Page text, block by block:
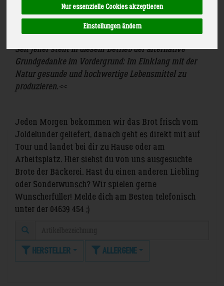
Nur essenzielle Cookies akzeptieren
Einstellungen ändern
Backwaren herzustellen. Sie verarbeiten dazu die
wertvollsten Bio-Zutaten und natürlichsten
Inhaltsstoffe.
Seit jeher steht in diesem Betrieb der alternative
Grundgedanke im Vordergrund: Im Einklang mit der
Natur gesunde und hochwertige Lebensmittel zu
produzieren.<<
Jeden Morgen bekommen wir das Brot frisch vom
Joldelunder geliefert, danach geht es direkt mit auf
Tour und landet bei dir zu Hause oder am
Arbeitsplatz. Hier siehst du von uns ausgesuchte
Brote der Bäckerei. Hast du einen anderen Liebling
oder Sonderwunsch? Wir spielen gerne
Wunscherfüller! Melde dich am Besten telefonisch
unter der 04639 454 ;)
Hersteller Allergene